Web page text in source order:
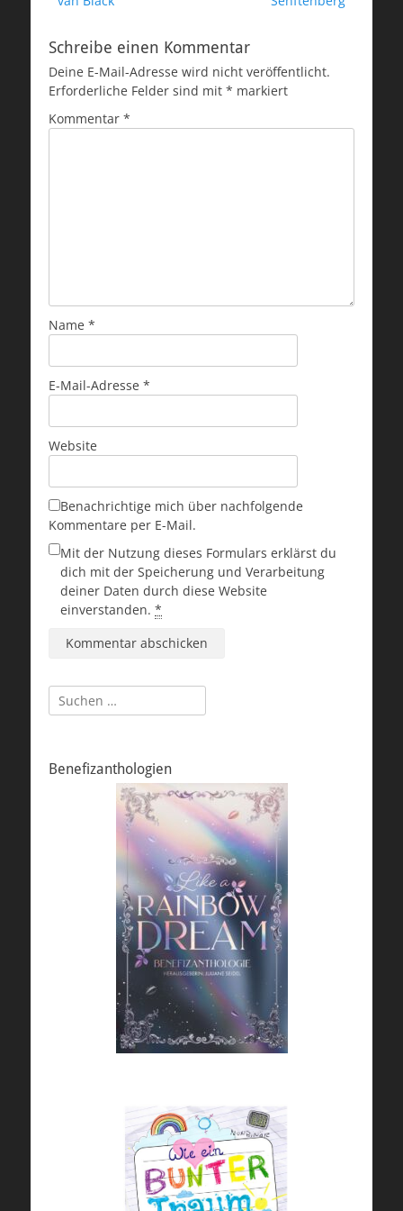
Schreibe einen Kommentar
Deine E-Mail-Adresse wird nicht veröffentlicht.
Erforderliche Felder sind mit * markiert
Kommentar *
Name *
E-Mail-Adresse *
Website
Benachrichtige mich über nachfolgende
Kommentare per E-Mail.
Mit der Nutzung dieses Formulars erklärst du
dich mit der Speicherung und Verarbeitung
deiner Daten durch diese Website
einverstanden. *
Suchen
nach:
Benefizanthologien